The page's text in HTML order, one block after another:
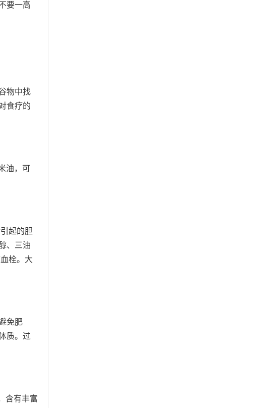
要一高
物中找
食疗的
油，可
起的胆
、三油
栓。大
免肥
质。过
含有丰富